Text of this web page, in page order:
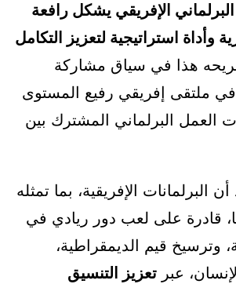
البرلماني الإفريقي يشكل رافعة
وأداة استراتيجية لتعزيز التكامل
هذا في سياق مشاركة
في ملتقى إفريقي رفيع المستوى
العمل البرلماني المشترك بين
البرلمانات الإفريقية، بما تمثله
قادرة على لعب دور ريادي في
وترسيخ قيم الديمقراطية،
عبر تعزيز التنسيق